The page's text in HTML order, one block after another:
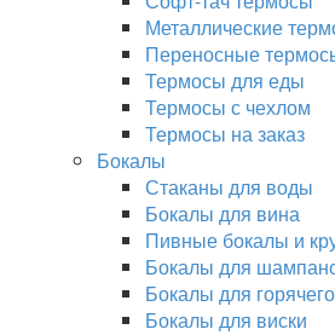
Металлические
Переносные
Термосы для еды
Термосы с чехлом
Термосы на заказ
Бокалы
Стаканы для воды
Бокалы для вина
Пивные бокалы и
Бокалы для
Бокалы для горячего
Бокалы для виски